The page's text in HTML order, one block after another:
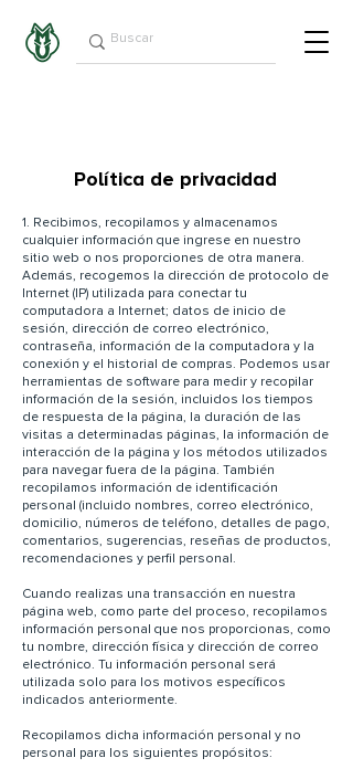
1. Recibimos, recopilamos y almacenamos
cualquier información que ingrese en nuestro
sitio web o nos proporciones de otra manera.
Además, recogemos la dirección de protocolo de
Internet (IP) utilizada para conectar tu
computadora a Internet; datos de inicio de
sesión, dirección de correo electrónico,
contraseña, información de la computadora y la
conexión y el historial de compras. Podemos usar
herramientas de software para medir y recopilar
información de la sesión, incluidos los tiempos
de respuesta de la página, la duración de las
visitas a determinadas páginas, la información de
interacción de la página y los métodos utilizados
para navegar fuera de la página. También
recopilamos información de identificación
personal (incluido nombres, correo electrónico,
domicilio, números de teléfono, detalles de pago,
comentarios, sugerencias, reseñas de productos,
recomendaciones y perfil personal.
Cuando realizas una transacción en nuestra
página web, como parte del proceso, recopilamos
información personal que nos proporcionas, como
tu nombre, dirección física y dirección de correo
electrónico. Tu información personal será
utilizada solo para los motivos específicos
indicados anteriormente.
Recopilamos dicha información personal y no
personal para los siguientes propósitos:
Política de privacidad